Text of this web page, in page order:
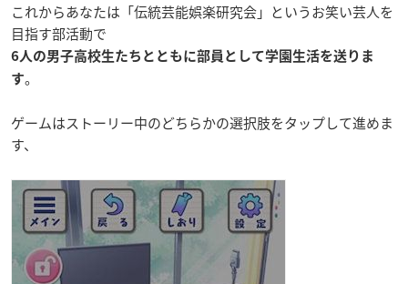
これからあなたは「伝統芸能娯楽研究会」というお笑い芸人を
目指す部活動で
6人の男子高校生たちとともに部員として学園生活を送りま
す。
ゲームはストーリー中のどちらかの選択肢をタップして進めま
す、